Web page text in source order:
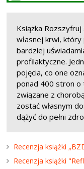
Książka
własnej krwi,
bardziej
profilaktyczne.
pojęcia, co one
ponad 400 stron o
związane z
zostać własnym
dążyć do pełni
Recenzja książki
Recenzja książki